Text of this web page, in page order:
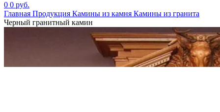
0 0 руб.
Главная Продукция Камины из камня Камины из гранита
Черный гранитный камин